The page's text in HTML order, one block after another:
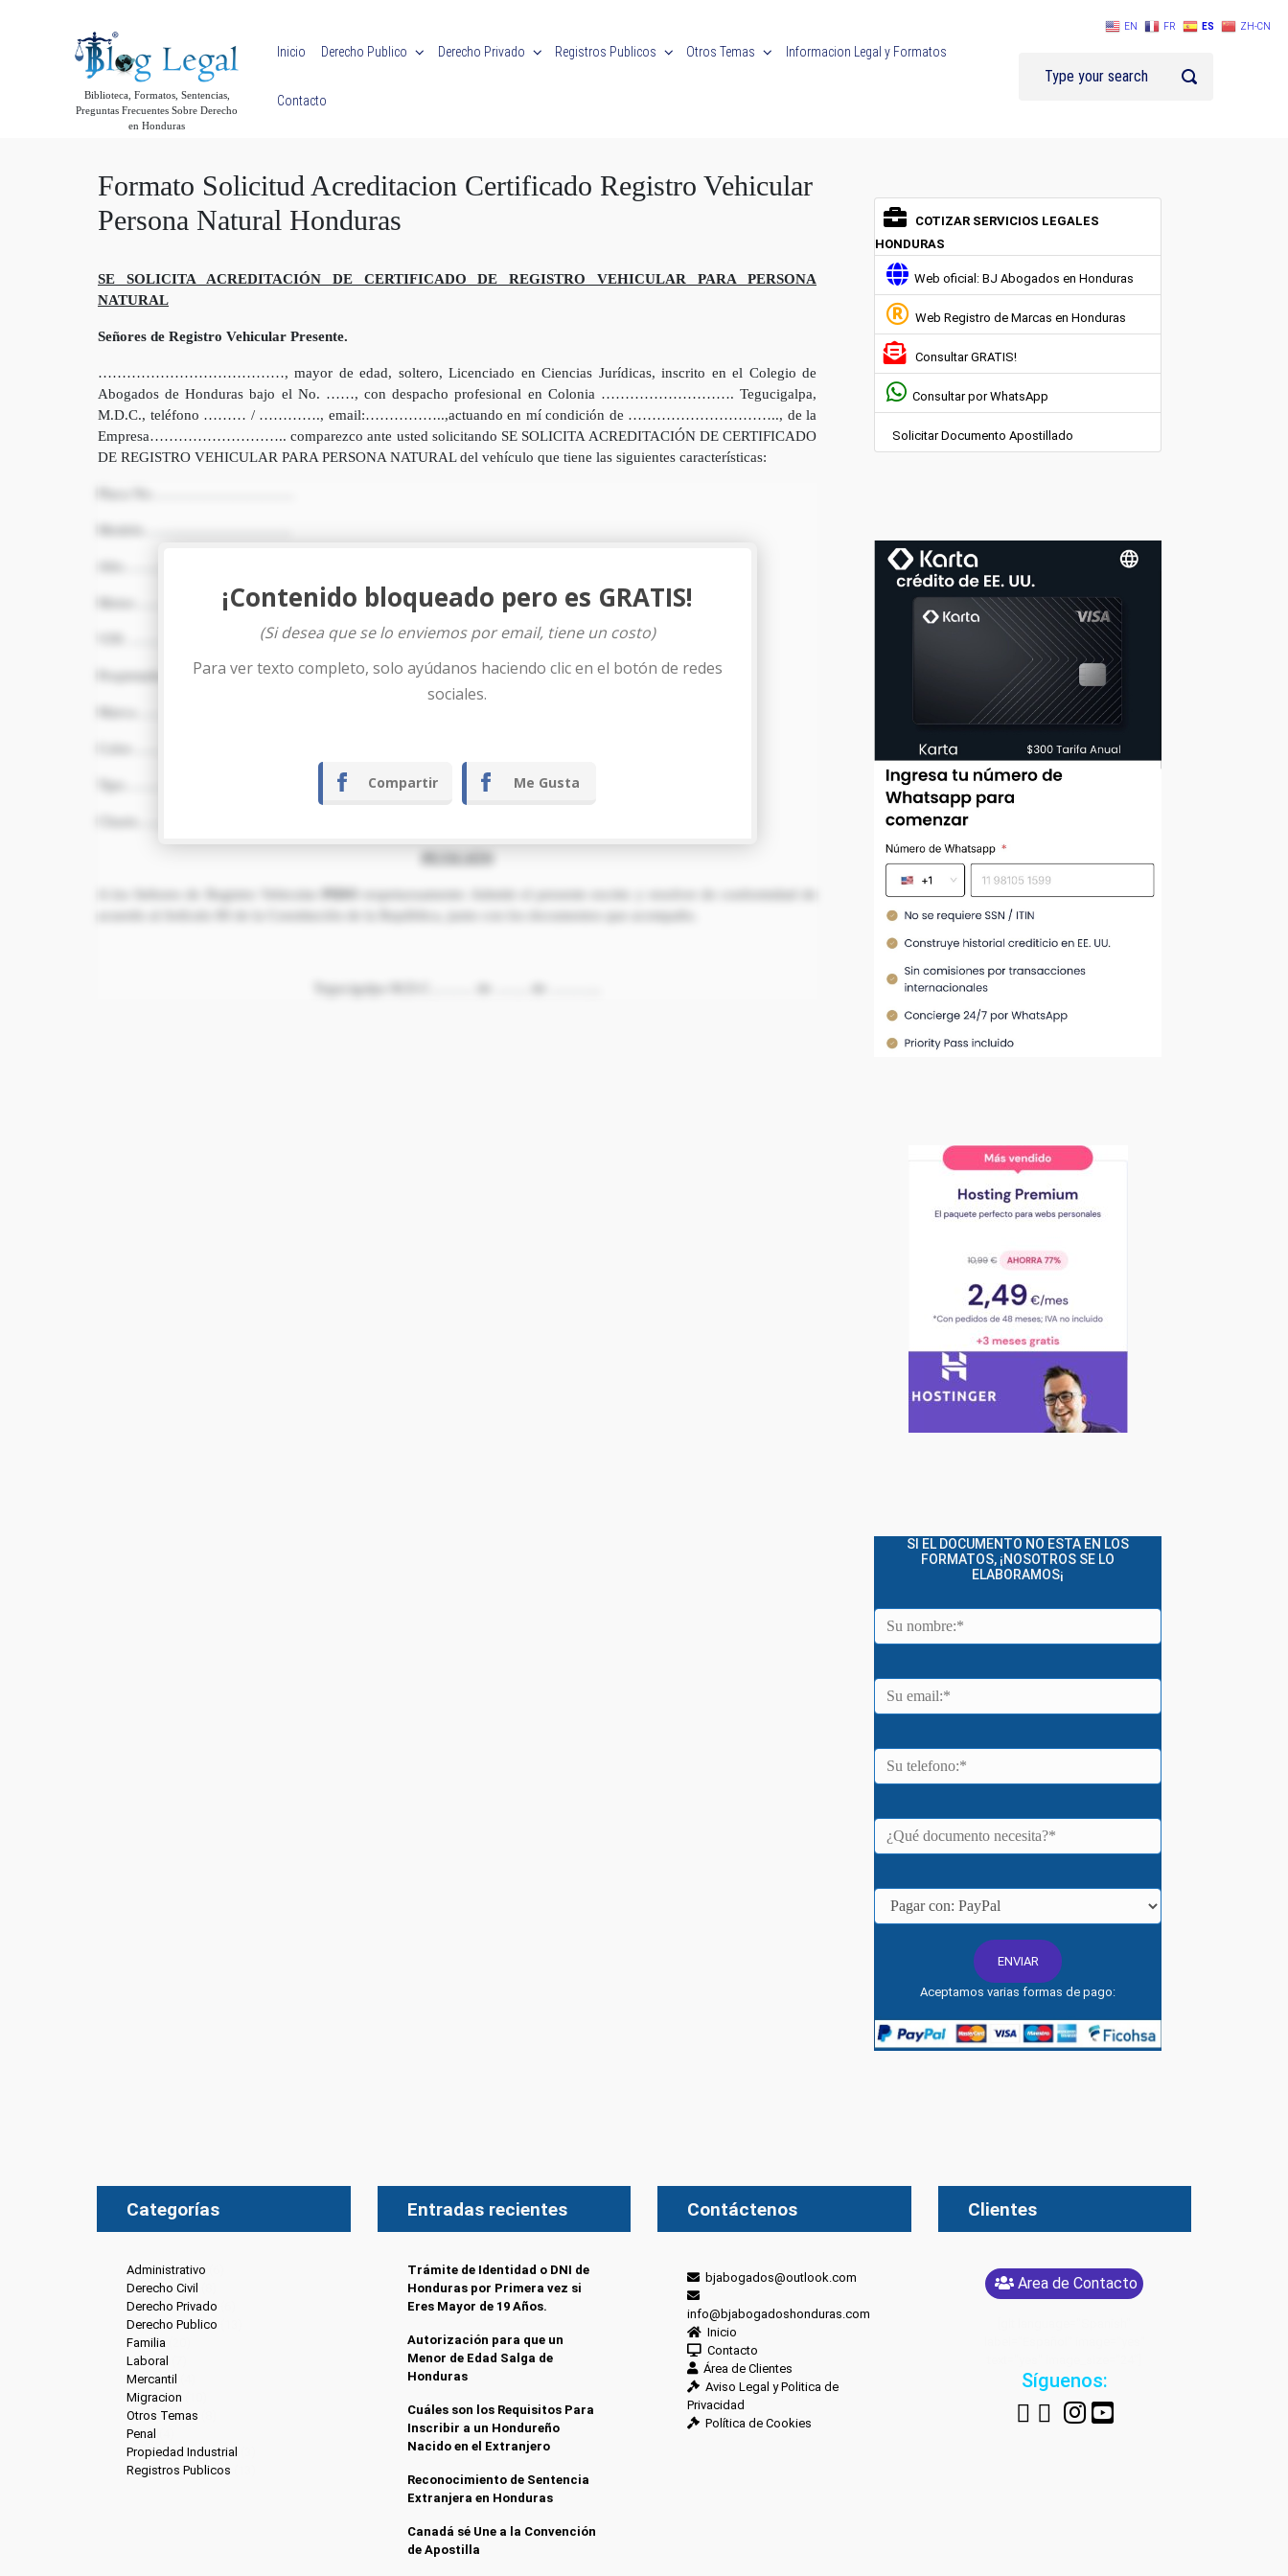
Biblioteca, Formatos, Sentencias,
Preguntas Frecuentes Sobre Derecho
en Honduras
Inicio Derecho Publico Derecho Privado Registros Publicos Otros Temas Informacion Legal y Formatos
Contacto
Formato Solicitud Acreditacion Certificado Registro Vehicular
Persona Natural Honduras
SE SOLICITA ACREDITACIÓN DE CERTIFICADO DE REGISTRO VEHICULAR PARA PERSONA
NATURAL
Señores de Registro Vehicular Presente.
…………………………………, mayor de edad, soltero, Licenciado en Ciencias Jurídicas, inscrito en el Colegio de
Abogados de Honduras bajo el No. ……, con despacho profesional en Colonia ………………………. Tegucigalpa,
M.D.C., teléfono ……… / …………., email:……………..,actuando en mí condición de ………………………….., de la
Empresa……………………….. comparezco ante usted solicitando SE SOLICITA ACREDITACIÓN DE CERTIFICADO
DE REGISTRO VEHICULAR PARA PERSONA NATURAL del vehículo que tiene las siguientes características:
Motor……………………………
VIN ……………………………..
Propietario Actual……………….
Marca……………………………
Tipo…………………………….
Chasis………………………….
A los Señores de Registro Vehicular PIDO
respetuosamente: Admitir el presente escrito y resolver de conformidad de
acuerdo al Artículo 80 de la Constitución de la República, junto con los documentos que acompaño.
Tegucigalpa M.D.C……… de ……. de ………..
¡Contenido bloqueado pero es GRATIS!
(Si desea que se lo enviemos por email, tiene un costo)
Para ver texto completo, solo ayúdanos haciendo clic en el botón de redes
sociales.
Compartir Me Gusta
COTIZAR SERVICIOS LEGALES
HONDURAS
Web oficial: BJ Abogados en Honduras
Web Registro de Marcas en Honduras
Consultar GRATIS!
Consultar por WhatsApp
Solicitar Documento Apostillado
SI EL DOCUMENTO NO ESTA EN LOS
FORMATOS, ¡NOSOTROS SE LO
ELABORAMOS¡
Aceptamos varias formas de pago:
Categorías
Administrativo
Derecho Civil
Derecho Privado
Derecho Publico
Familia
Laboral
Mercantil
Migracion
Otros Temas
Penal
Propiedad Industrial
Registros Publicos
Entradas recientes
Trámite de Identidad o DNI de
Honduras por Primera vez si
Eres Mayor de 19 Años.
Autorización para que un
Menor de Edad Salga de
Honduras
Cuáles son los Requisitos Para
Inscribir a un Hondureño
Nacido en el Extranjero
Reconocimiento de Sentencia
Extranjera en Honduras
Canadá sé Une a la Convención
de Apostilla
Contáctenos
bjabogados@outlook.com
info@bjabogadoshonduras.com
Inicio
Contacto
Área de Clientes
Aviso Legal y Politica de
Privacidad
Política de Cookies
Clientes
Area de Contacto
Síguenos:
EN FR ES ZH-CN